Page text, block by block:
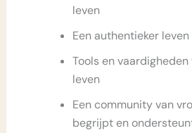
leven
Een authentieker
Tools en
leven
Een community van
begrijpt en